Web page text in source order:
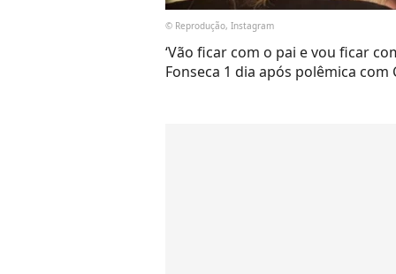
© Reprodução, Instagram
‘Vão ficar com o pai e vou ficar
Fonseca 1 dia após polêmica com